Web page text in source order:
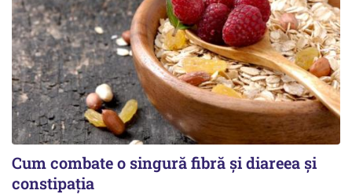
Cum combate o singură fibră și diareea și
constipația